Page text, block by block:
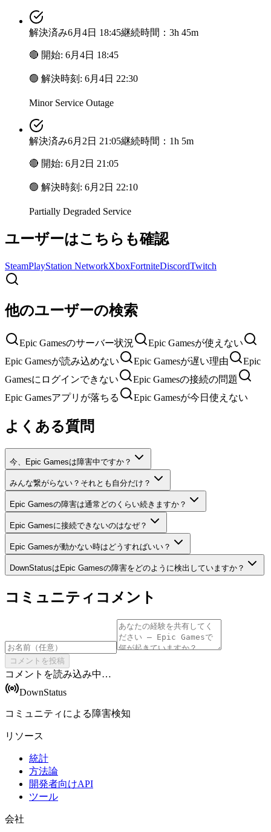
解決済み6月4日 18:45継続時間：3h 45m
🔴 開始: 6月4日 18:45
🟢 解決時刻 : 6月4日 22:30
Minor Service Outage
解決済み6月2日 21:05継続時間：1h 5m
🔴 開始: 6月2日 21:05
🟢 解決時刻 : 6月2日 22:10
Partially Degraded Service
ユーザーはこちらも確認
SteamPlayStation NetworkXboxFortniteDiscordTwitch
他のユーザーの検索
Epic Gamesのサーバー状況
Epic Gamesが使えない
Epic Gamesが読み込めない
Epic Gamesが遅い理由
Epic
Gamesにログインできない
Epic Gamesの接続の問題
Epic Gamesアプリが落ちる
Epic Gamesが今日使えない
よくある質問
今、Epic Gamesは障害中ですか？
みんな繋がらない？それとも自分だけ？
Epic Gamesの障害は通常どのくらい続きますか？
Epic Gamesに接続できないのはなぜ？
Epic Gamesが動かない時はどうすればいい？
DownStatusはEpic Gamesの障害をどのように検出していますか？
コミュニティコメント
コメントを投稿
コメントを読み込み中…
DownStatus
コミュニティによる障害検知
リソース
統計
方法論
開発者向けAPI
ツール
会社